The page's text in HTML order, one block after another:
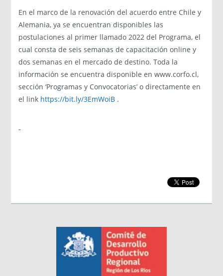
En el marco de la renovación del acuerdo entre Chile y
Alemania, ya se encuentran disponibles las
postulaciones al primer llamado 2022 del Programa, el
cual consta de seis semanas de capacitación online y
dos semanas en el mercado de destino. Toda la
información se encuentra disponible en www.corfo.cl,
sección ‘Programas y Convocatorias’ o directamente en
el link https://bit.ly/3EmWoiB .